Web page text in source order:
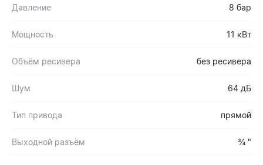
Давление 8 бар
Мощность 11 кВт
Объём ресивера без ресивера
Шум 64 дБ
Тип привода прямой
Выходной разъём ¾ "